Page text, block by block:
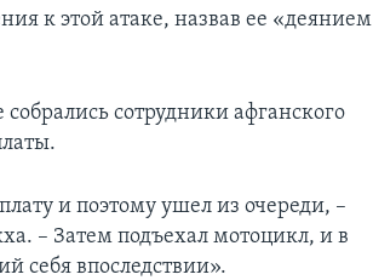
к этой атаке, назвав ее «деянием
сотрудники афганского
и поэтому ушел из очереди, –
– Затем подъехал мотоцикл, и в
себя впоследствии».